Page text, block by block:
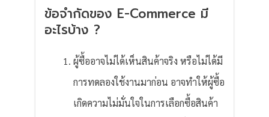
ข้อจำกัดของ E-Commerce มี
อะไรบ้าง ?
ผู้ซื้ออาจไม่ได้เห็นสินค้าจริง หรือไม่ได้มี
การทดลองใช้งานมาก่อน อาจทำให้ผู้ซื้อ
เกิดความไม่มั่นใจในการเลือกซื้อสินค้า